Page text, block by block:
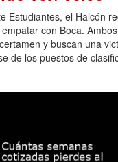
Estudiantes, el Halcón
con Boca.
y buscan una
de los puestos de